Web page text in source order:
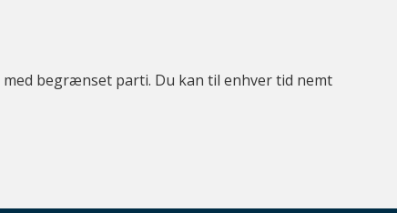
begrænset parti. Du kan til enhver tid nemt